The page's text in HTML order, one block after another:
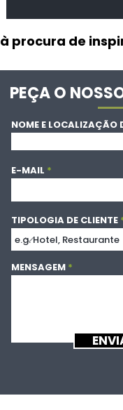
à procura de
PEÇA O
NOME E LOCALIZAÇÃO
E-MAIL
TIPOLOGIA DE CLIENTE
MENSAGEM